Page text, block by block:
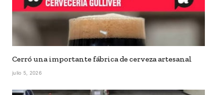
Cerró una importante fábrica de cerveza artesanal
julio 5, 2026